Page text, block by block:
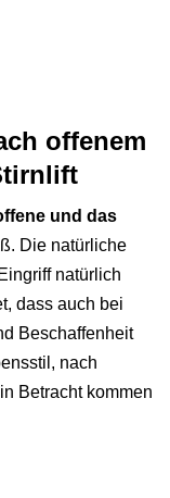
offenem
und das
Die natürliche
natürlich
dass auch bei
Beschaffenheit
nach
Betracht kommen